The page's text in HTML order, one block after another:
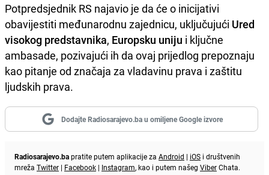
Potpredsjednik RS najavio je da će o inicijativi
obavijestiti međunarodnu zajednicu, uključujući Ured
visokog predstavnika, Europsku uniju i ključne
ambasade, pozivajući ih da ovaj prijedlog prepoznaju
kao pitanje od značaja za vladavinu prava i zaštitu
ljudskih prava.
Dodajte Radiosarajevo.ba u omiljene Google izvore
Radiosarajevo.bapratite putem aplikacije za Android | iOS i društvenih
mreža Twitter | Facebook | Instagram, kao i putem našeg ViberChata.